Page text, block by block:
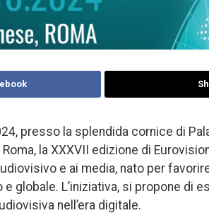
presso la splendida cornice di
Roma, la XXXVII edizione di
e ai media, nato per
globale. L’iniziativa, si propone di
nell’era digitale.